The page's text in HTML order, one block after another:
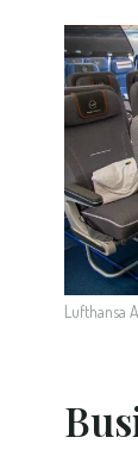
Lufthansa